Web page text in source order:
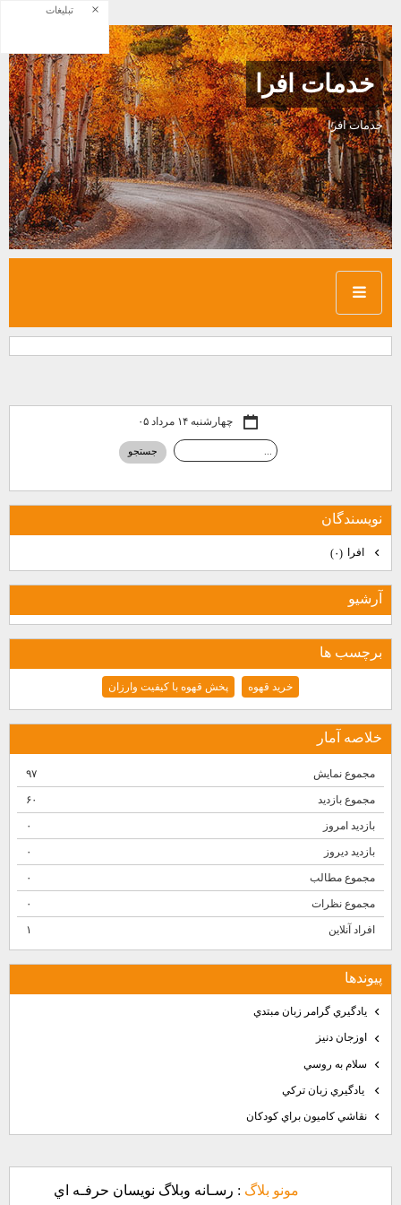
خدمات افرا
خدمات افرا
چهارشنبه ۱۴ مرداد ۰۵
نويسندگان
افرا (۰)
آرشيو
برچسب ها
خرید قهوه پخش قهوه با کیفیت وارزان
خلاصه آمار
مجموع نمایش‌ ۹۷
مجموع بازدید ۶۰
بازدید امروز ۰
بازدید دیروز ۰
مجموع مطالب ۰
مجموع نظرات ۰
افراد آنلاین ۱
پيوندها
يادگيري گرامر زبان مبتدي
اوزجان دنيز
سلام به روسي
يادگيري زبان تركي
نقاشي كاميون براي كودكان
مونو بلاگ : رسـانه وبلاگ نويسان حرفـه اي
تبلیغات ×